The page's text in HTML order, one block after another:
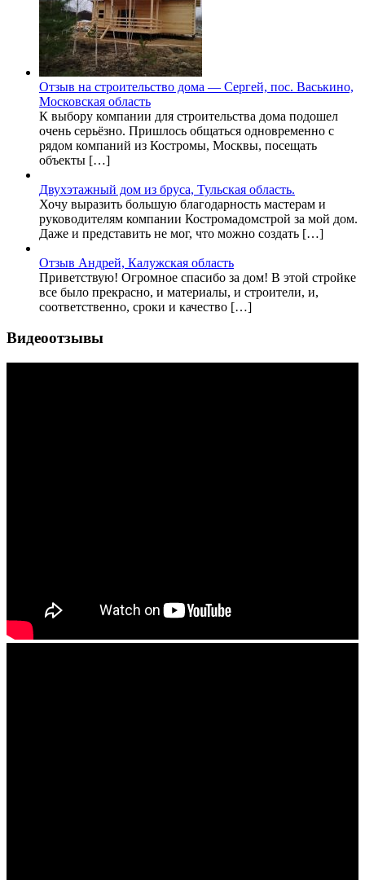
Отзыв на строительство дома — Сергей, пос. Васькино,
Московская область
К выбору компании для строительства дома подошел
очень серьёзно. Пришлось общаться одновременно с
рядом компаний из Костромы, Москвы, посещать
объекты […]
Двухэтажный дом из бруса, Тульская область.
Хочу выразить большую благодарность мастерам и
руководителям компании Костромадомстрой за мой дом.
Даже и представить не мог, что можно создать […]
Отзыв Андрей, Калужская область
Приветствую! Огромное спасибо за дом! В этой стройке
все было прекрасно, и материалы, и строители, и,
соответственно, сроки и качество […]
Видеоотзывы